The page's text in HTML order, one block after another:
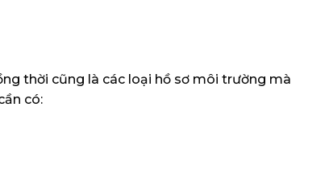
thời cũng là các loại hồ sơ môi trường mà
có: